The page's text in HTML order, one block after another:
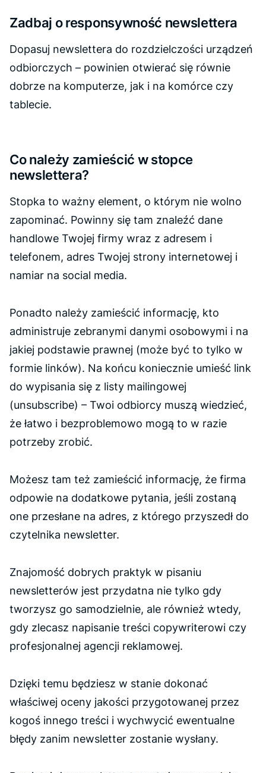
Zadbaj o responsywność newslettera
Dopasuj newslettera do rozdzielczości urządzeń
odbiorczych – powinien otwierać się równie
dobrze na komputerze, jak i na komórce czy
tablecie.
Co należy zamieścić w stopce
newslettera?
Stopka to ważny element, o którym nie wolno
zapominać. Powinny się tam znaleźć dane
handlowe Twojej firmy wraz z adresem i
telefonem, adres Twojej strony internetowej i
namiar na social media.
Ponadto należy zamieścić informację, kto
administruje zebranymi danymi osobowymi i na
jakiej podstawie prawnej (może być to tylko w
formie linków). Na końcu koniecznie umieść link
do wypisania się z listy mailingowej
(unsubscribe) – Twoi odbiorcy muszą wiedzieć,
że łatwo i bezproblemowo mogą to w razie
potrzeby zrobić.
Możesz tam też zamieścić informację, że firma
odpowie na dodatkowe pytania, jeśli zostaną
one przesłane na adres, z którego przyszedł do
czytelnika newsletter.
Znajomość dobrych praktyk w pisaniu
newsletterów jest przydatna nie tylko gdy
tworzysz go samodzielnie, ale również wtedy,
gdy zlecasz napisanie treści copywriterowi czy
profesjonalnej agencji reklamowej.
Dzięki temu będziesz w stanie dokonać
właściwej oceny jakości przygotowanej przez
kogoś innego treści i wychwycić ewentualne
błędy zanim newsletter zostanie wysłany.